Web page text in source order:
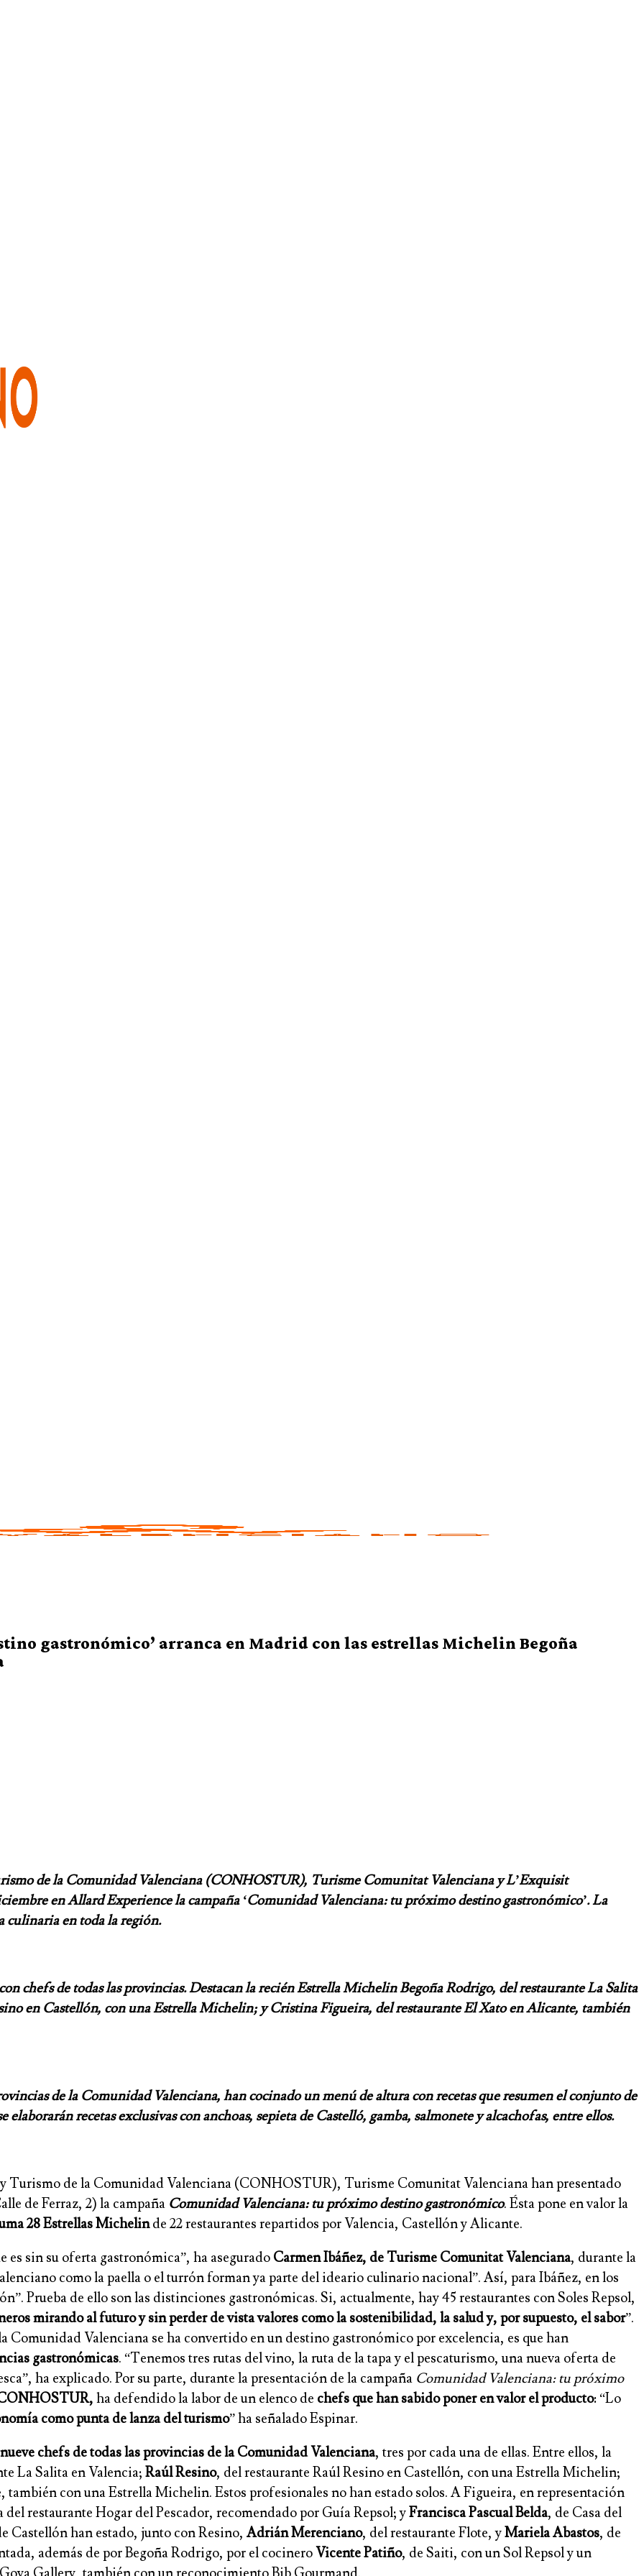
gastronómico’ arranca en Madrid con las estrellas Michelin Begoña
de la Comunidad Valenciana (CONHOSTUR), Turisme Comunitat Valenciana y L’Exquisit
en Allard Experience la campaña ‘Comunidad Valenciana: tu próximo destino gastronómico’. La
culinaria en toda la región.
chefs de todas las provincias. Destacan la recién Estrella Michelin Begoña Rodrigo, del restaurante La Salita
en Castellón, con una Estrella Michelin; y Cristina Figueira, del restaurante El Xato en Alicante, también
de la Comunidad Valenciana, han cocinado un menú de altura con recetas que resumen el conjunto de
elaborarán recetas exclusivas con anchoas, sepieta de Castelló, gamba, salmonete y alcachofas, entre ellos.
Turismo de la Comunidad Valenciana (CONHOSTUR), Turisme Comunitat Valenciana han presentado
de Ferraz, 2) la campaña Comunidad Valenciana: tu próximo destino gastronómico. Ésta pone en valor la
28 Estrellas Michelinde 22 restaurantes repartidos por Valencia, Castellón y Alicante.
sin su oferta gastronómica”, ha asegurado Carmen Ibáñez, de Turisme Comunitat Valenciana, durante la
como la paella o el turrón forman ya parte del ideario culinario nacional”. Así, para Ibáñez, en los
Prueba de ello son las distinciones gastronómicas. Si, actualmente, hay 45 restaurantes con Soles Repsol,
mirando al futuro y sin perder de vista valores como la sostenibilidad, la salud y, por supuesto, el sabor”.
Comunidad Valenciana se ha convertido en un destino gastronómico por excelencia, es que han
gastronómicas. “Tenemos tres rutas del vino, la ruta de la tapa y el pescaturismo, una nueva oferta de
ha explicado. Por su parte, durante la presentación de la campaña Comunidad Valenciana: tu próximo
ha defendido la labor de un elenco de chefs que han sabido poner en valor el producto: “Lo
como punta de lanza del turismo” ha señalado Espinar.
nueve chefs de todas las provincias de la Comunidad Valenciana, tres por cada una de ellas. Entre ellos, la
La Salita en Valencia; Raúl Resino, del restaurante Raúl Resino en Castellón, con una Estrella Michelin;
también con una Estrella Michelin. Estos profesionales no han estado solos. A Figueira, en representación
del restaurante Hogar del Pescador, recomendado por Guía Repsol; yFrancisca Pascual Belda, de Casa del
Castellón han estado, junto con Resino, Adrián Merenciano, del restaurante Flote, yMariela Abastos, de
además de por Begoña Rodrigo, por el cocinero Vicente Patiño, de Saiti, con un Sol Repsol y un